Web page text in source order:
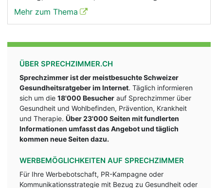
Mehr zum Thema
ÜBER SPRECHZIMMER.CH
Sprechzimmer ist der meistbesuchte Schweizer
Gesundheitsratgeber im Internet. Täglich informieren
sich um die 18'000 Besucher auf Sprechzimmer über
Gesundheit und Wohlbefinden, Prävention, Krankheit
und Therapie. Über 23'000 Seiten mit fundlerten
Informationen umfasst das Angebot und täglich
kommen neue Seiten dazu.
WERBEMÖGLICHKEITEN AUF SPRECHZIMMER
Für Ihre Werbebotschaft, PR-Kampagne oder
Kommunikationsstrategie mit Bezug zu Gesundheit oder